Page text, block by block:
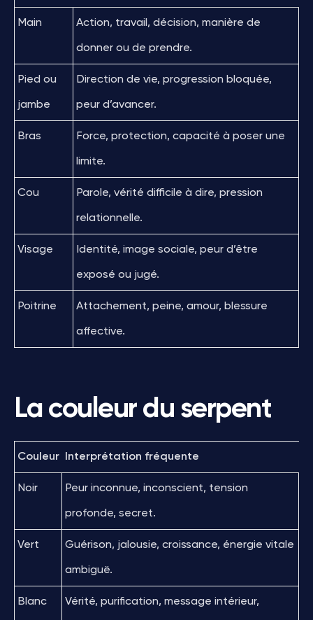
Main Action, travail, décision, manière de
donner ou de prendre.
Pied ou
jambe
Direction de vie, progression bloquée,
peur d’avancer.
Bras Force, protection, capacité à poser une
limite.
Cou Parole, vérité difficile à dire, pression
relationnelle.
Visage Identité, image sociale, peur d’être
exposé ou jugé.
Poitrine Attachement, peine, amour, blessure
affective.
La couleur du serpent
Couleur Interprétation fréquente
Noir Peur inconnue, inconscient, tension
profonde, secret.
Vert Guérison, jalousie, croissance, énergie vitale
ambiguë.
Blanc Vérité, purification, message intérieur,